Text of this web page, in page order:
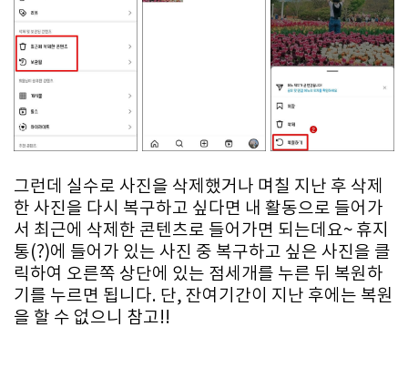
그런데 실수로 사진을 삭제했거나 며칠 지난 후 삭제
한 사진을 다시 복구하고 싶다면 내 활동으로 들어가
서 최근에 삭제한 콘텐츠로 들어가면 되는데요~ 휴지
통(?)에 들어가 있는 사진 중 복구하고 싶은 사진을 클
릭하여 오른쪽 상단에 있는 점세개를 누른 뒤 복원하
기를 누르면 됩니다. 단, 잔여기간이 지난 후에는 복원
을 할 수 없으니 참고!!